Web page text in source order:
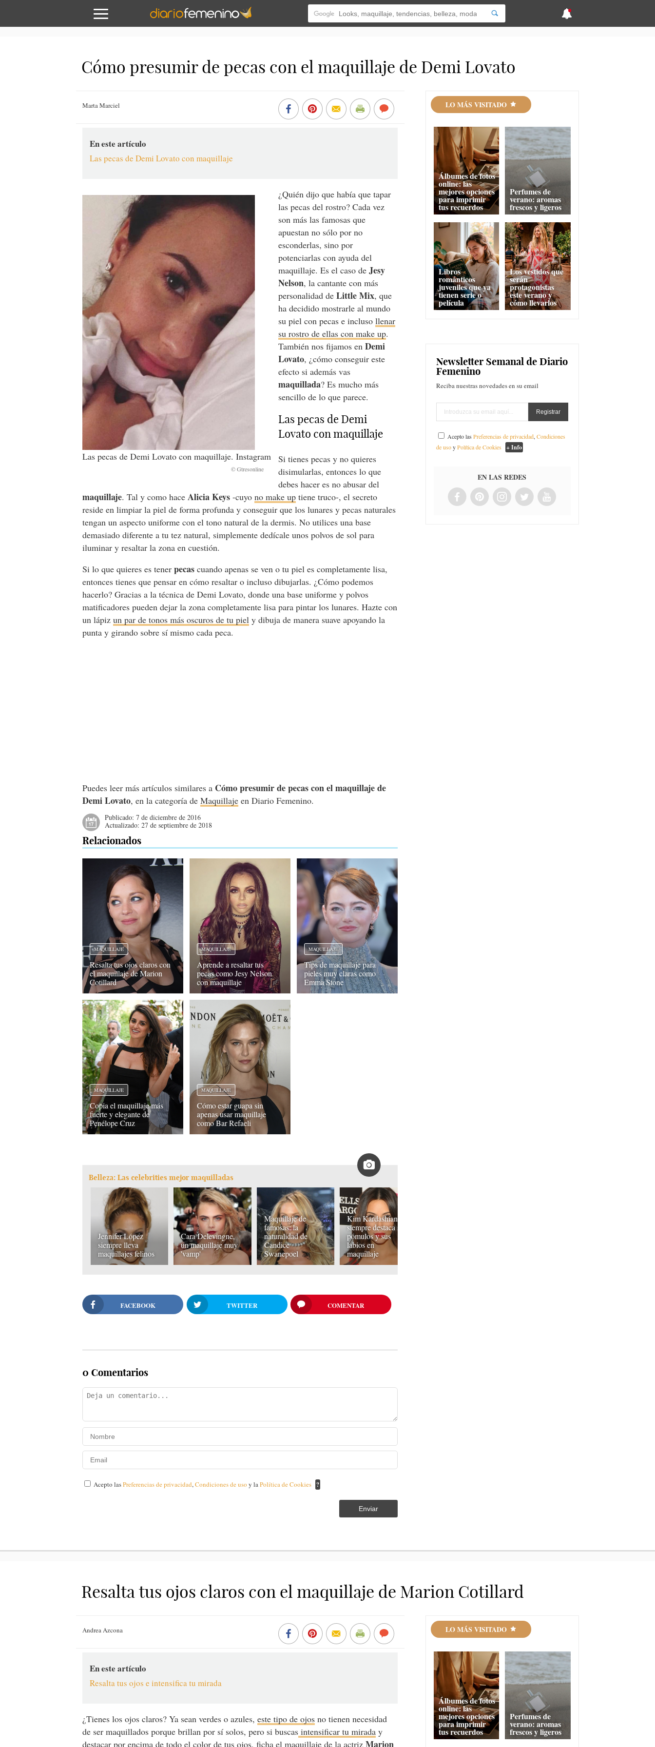
Cómo presumir de pecas con el maquillaje de Demi Lovato
Marta Marciel
En este artículo
Las pecas de Demi Lovato con maquillaje
Las pecas de Demi Lovato con maquillaje. Instagram
¿Quién dijo que había que tapar
las pecas del rostro? Cada vez
son más las famosas que
apuestan no sólo por no
esconderlas, sino por
potenciarlas con ayuda del
maquillaje. Es el caso de Jesy
Nelson, la cantante con más
personalidad deLittle Mix, que
ha decidido mostrarle al mundo
su piel con pecas e inclusollenar
su rostro de ellas con make up.
También nos fijamos enDemi
Lovato, ¿cómo conseguir este
efecto si además vas
maquillada? Es mucho más
sencillo de lo que parece.
Las pecas de Demi
Lovato con maquillaje
Si tienes pecas y no quieres
disimularlas, entonces lo que
debes hacer es no abusar del
maquillaje. Tal y como haceAlicia Keys -cuyono make up tiene truco-, el secreto
reside en limpiar la piel de forma profunda y conseguir que los lunares y pecas naturales
tengan un aspecto uniforme con el tono natural de la dermis. No utilices una base
demasiado diferente a tu tez natural, simplemente dedícale unos polvos de sol para
iluminar y resaltar la zona en cuestión.
Si lo que quieres es tenerpecas cuando apenas se ven o tu piel es completamente lisa,
entonces tienes que pensar en cómo resaltar o incluso dibujarlas. ¿Cómo podemos
hacerlo? Gracias a la técnica de Demi Lovato, donde una base uniforme y polvos
matificadores pueden dejar la zona completamente lisa para pintar los lunares. Hazte con
un lápizun par de tonos más oscuros de tu piel y dibuja de manera suave apoyando la
punta y girando sobre sí mismo cada peca.
Puedes leer más artículos similares a Cómo presumir de pecas con el maquillaje de
Demi Lovato, en la categoría deMaquillaje en Diario Femenino.
Publicado:7 de diciembre de 2016
Actualizado:27 de septiembre de 2018
Relacionados
MAQUILLAJE
Resalta tus ojos claros con
el maquillaje de Marion
Cotillard
MAQUILLAJE
Aprende a resaltar tus
pecas como Jesy Nelson
con maquillaje
MAQUILLAJE
Tips de maquillaje para
pieles muy claras como
Emma Stone
MAQUILLAJE
Copia el maquillaje más
fuerte y elegante de
Penélope Cruz
MAQUILLAJE
Cómo estar guapa sin
apenas usar maquillaje
como Bar Refaeli
Belleza: Las celebrities mejor maquilladas
Jennifer López
siempre lleva
maquillajes felinos
Cara Delevingne,
un maquillaje muy
'vamp'
Maquillaje de
famosas: la
naturalidad de
Candice
Swanepoel
Kim Kardashian
siempre destaca sus
pómulos y sus
labios en
maquillaje
FACEBOOK TWITTER COMENTAR
0 Comentarios
Acepto lasPreferencias de privacidad,Condiciones de usoy laPolítica de Cookies ?
Enviar
LO MÁS VISITADO
Álbumes de fotos
online: las
mejores opciones
para imprimir
tus recuerdos
Perfumes de
verano: aromas
frescos y ligeros
Libros
románticos
juveniles que ya
tienen serie o
película
Los vestidos que
serán
protagonistas
este verano y
cómo llevarlos
Newsletter Semanal de Diario
Femenino
Reciba nuestras novedades en su email
Acepto lasPreferencias de privacidad,Condiciones
de usoyPolítica de Cookies + Info
EN LAS REDES
Resalta tus ojos claros con el maquillaje de Marion Cotillard
Andrea Azcona
En este artículo
Resalta tus ojos e intensifica tu mirada
¿Tienes los ojos claros? Ya sean verdes o azules,este tipo de ojos no tienen necesidad
de ser maquillados porque brillan por sí solos, pero si buscas intensificar tu mirada y
destacar por encima de todo el color de tus ojos, ficha el maquillaje de la actrizMarion
LO MÁS VISITADO
Álbumes de fotos
online: las
mejores opciones
para imprimir
tus recuerdos
Perfumes de
verano: aromas
frescos y ligeros